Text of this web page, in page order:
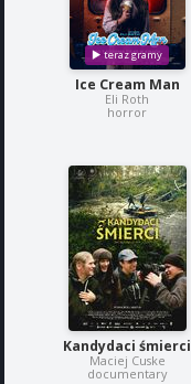
Ice Cream Man
Eli Roth
horror
Kandydaci śmierci
Maciej Cuske
documentary